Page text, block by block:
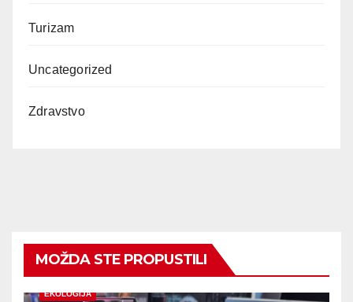
Turizam
Uncategorized
Zdravstvo
MOŽDA STE PROPUSTILI
EKOLOGIJA